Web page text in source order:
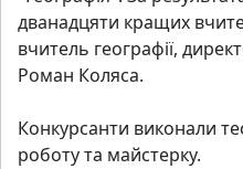
дванадцяти кращих
вчитель географії,
Роман Коляса.
Конкурсанти виконали
роботу та майстерку.